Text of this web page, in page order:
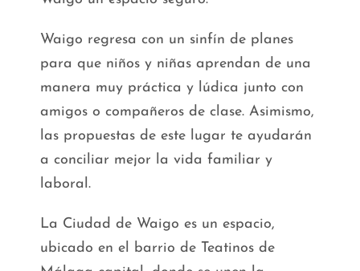
Waigo regresa con un sinfín de planes
para que niños y niñas aprendan de una
manera muy práctica y lúdica junto con
amigos o compañeros de clase. Asimismo,
las propuestas de este lugar te ayudarán
a conciliar mejor la vida familiar y
laboral.
La Ciudad de Waigo es un espacio,
ubicado en el barrio de Teatinos de